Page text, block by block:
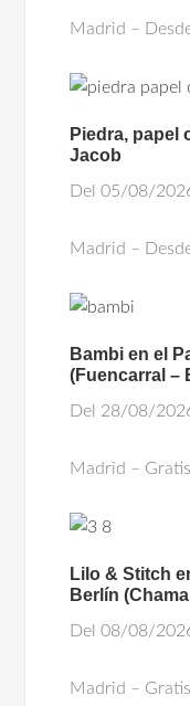
Madrid –
Piedra, papel
Jacob
Del 05/08/
Madrid –
Bambi en el
(Fuencarral –
Del 28/08/
Madrid – Gratis
Lilo & Stitch
Berlín
Del 08/08/
Madrid – Gratis